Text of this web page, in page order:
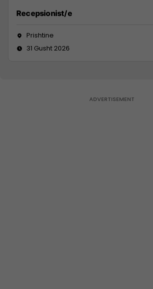
Recepsionist/e
Prishtine
31 Gusht 2026